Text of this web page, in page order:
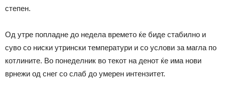
степен.
Од утре попладне до недела времето ќе биде стабилно и
суво со ниски утрински температури и со услови за магла по
котлините. Во понеделник во текот на денот ќе има нови
врнежи од снег со слаб до умерен интензитет.